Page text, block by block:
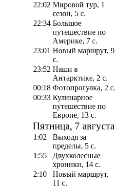
22:02 Мировой тур, 1
сезон, 5 с.
22:34 Большое
путешествие по
Америке, 7 с.
23:01 Новый маршрут, 9
с.
23:52 Наши в
Антарктике, 2 с.
00:18 Фотопрогулка, 2 с.
00:33 Кулинарное
путешествие по
Европе, 13 с.
Пятница, 7 августа
1:02
Выходя за
пределы, 5 с.
1:55
Двухколесные
хроники, 14 с.
2:10
Новый маршрут,
11 с.